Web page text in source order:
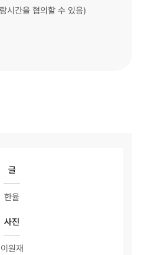
시간을 협의할 수 있음)
글
한율
사진
이원재